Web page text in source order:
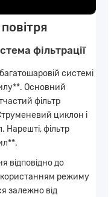
фільтрації
системі
Основний
фільтр
циклон і
Нарешті, фільтр
відповідно до
режиму
залежно від